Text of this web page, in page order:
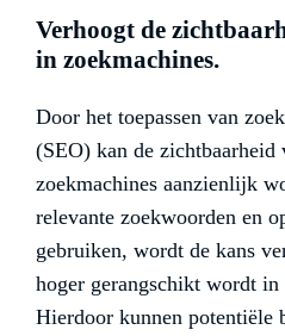
Verhoogt de
in zoekmachines.
Door het toepassen van
(SEO) kan de zichtbaarheid
zoekmachines aanzienlijk
relevante zoekwoorden en
gebruiken, wordt de kans
hoger gerangschikt wordt in
Hierdoor kunnen potentiële